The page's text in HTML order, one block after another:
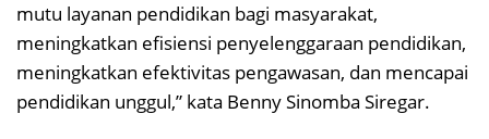
mutu layanan pendidikan bagi masyarakat,
meningkatkan efisiensi penyelenggaraan pendidikan,
meningkatkan efektivitas pengawasan, dan mencapai
pendidikan unggul,” kata Benny Sinomba Siregar.